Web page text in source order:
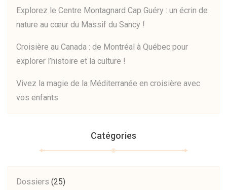
Explorez le Centre Montagnard Cap Guéry : un écrin de
nature au cœur du Massif du Sancy !
Croisière au Canada : de Montréal à Québec pour
explorer l’histoire et la culture !
Vivez la magie de la Méditerranée en croisière avec
vos enfants
Catégories
Dossiers (25)